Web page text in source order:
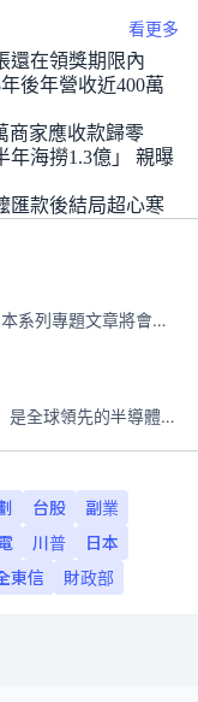
看更多
還在領獎期限內
後年營收近400萬
商家應收款歸零
年海撈1.3億」 親曝
匯款後結局超心寒
ETF是什麼？ETF投資如何入門？本系列專題文章將會告訴你新手必須知道的ETF基礎知識。
台積電（tSMC；股票代號2330）是全球領先的半導體代工公司，成立於1987年，總部位於台灣新竹。且已於美國、日本、德國及中國設廠，台積電是全球首家專業積體電路製造服務公司，也是全球最先進和最大規模的半導體代工廠。
台股
副業
川普
日本
東信 財政部